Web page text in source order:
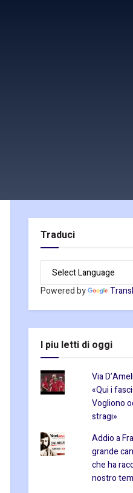
Traduci
Powered by
I piu letti di oggi
Via
«Qui i
Vogliono
stragi»
Addio a
grande
che ha
nostro